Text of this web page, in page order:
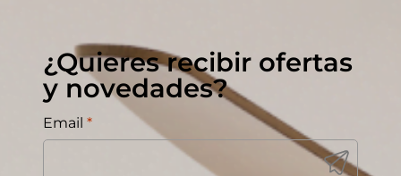
¿Quieres recibir ofertas
y novedades?
Email *